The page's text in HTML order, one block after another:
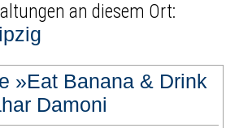
an diesem Ort:
»Eat Banana & Drink
Damoni